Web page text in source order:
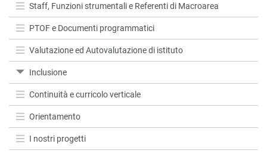
Staff, Funzioni strumentali e Referenti di Macroarea
PTOF e Documenti programmatici
Valutazione ed Autovalutazione di istituto
Inclusione
Continuità e curricolo verticale
Orientamento
I nostri progetti